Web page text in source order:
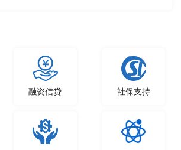
融资信贷 社保支持